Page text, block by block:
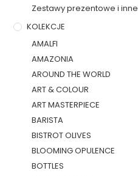
Zestawy prezentowe i inne
KOLEKCJE
AMALFI
AMAZONIA
AROUND THE WORLD
ART & COLOUR
ART MASTERPIECE
BARISTA
BISTROT OLIVES
BLOOMING OPULENCE
BOTTLES